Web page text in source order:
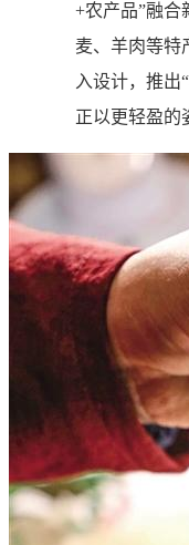
+农产品”融合
麦、羊肉等特
入设计，推出
正以更轻盈的